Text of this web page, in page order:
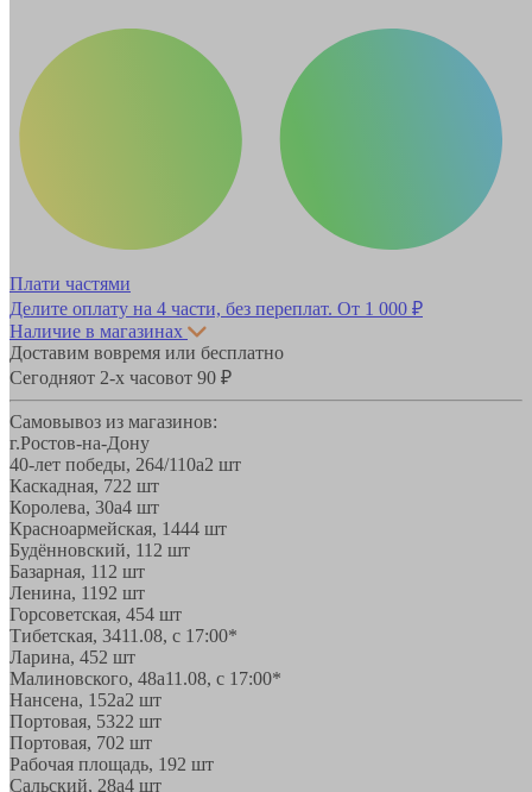
Плати частями
Делите оплату на 4 части, без переплат. От 1 000 ₽
Наличие в магазинах
Доставим вовремя или бесплатно
Сегодняот 2-х часовот 90 ₽
Самовывоз из магазинов:
г.Ростов-на-Дону
40-лет победы, 264/110а2 шт
Каскадная, 722 шт
Королева, 30а4 шт
Красноармейская, 1444 шт
Будённовский, 11 2 шт
Базарная, 11 2 шт
Ленина, 1192 шт
Горсоветская, 454 шт
Тибетская, 3411.08, с 17:00*
Ларина, 452 шт
Малиновского, 48а11.08, с 17:00*
Нансена, 152а2 шт
Портовая, 5322 шт
Портовая, 702 шт
Рабочая площадь, 192 шт
Сальский, 28a4 шт